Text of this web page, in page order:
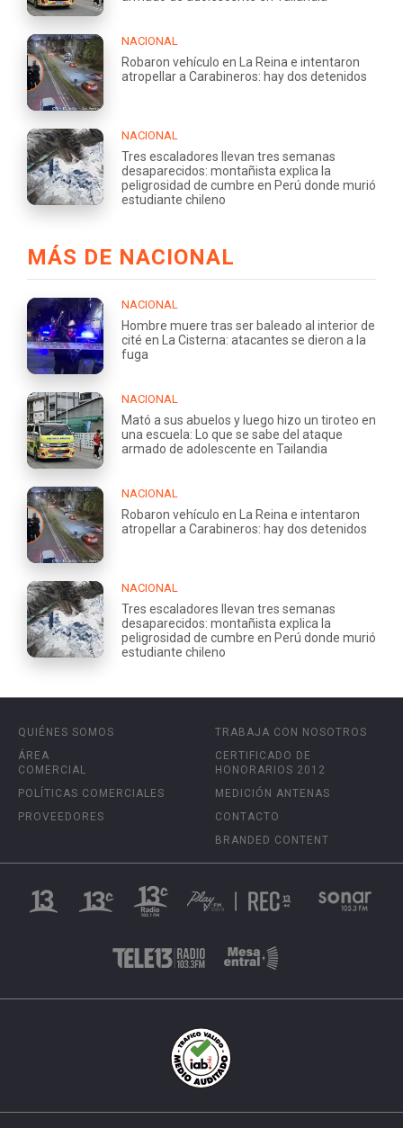
NACIONAL
Robaron vehículo en La Reina e intentaron
atropellar a Carabineros: hay dos detenidos
NACIONAL
Tres escaladores llevan tres semanas
desaparecidos: montañista explica la
peligrosidad de cumbre en Perú donde murió
estudiante chileno
MÁS DE NACIONAL
NACIONAL
Hombre muere tras ser baleado al interior de
cité en La Cisterna: atacantes se dieron a la
fuga
NACIONAL
Mató a sus abuelos y luego hizo un tiroteo en
una escuela: Lo que se sabe del ataque
armado de adolescente en Tailandia
NACIONAL
Robaron vehículo en La Reina e intentaron
atropellar a Carabineros: hay dos detenidos
NACIONAL
Tres escaladores llevan tres semanas
desaparecidos: montañista explica la
peligrosidad de cumbre en Perú donde murió
estudiante chileno
QUIÉNES SOMOS
ÁREA
COMERCIAL
POLÍTICAS COMERCIALES
PROVEEDORES
TRABAJA CON NOSOTROS
CERTIFICADO DE
HONORARIOS 2012
MEDICIÓN ANTENAS
CONTACTO
BRANDED CONTENT